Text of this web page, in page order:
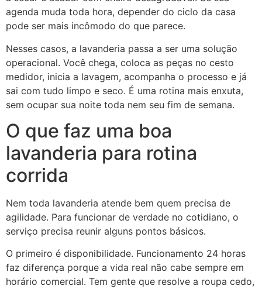
agenda muda toda hora, depender do ciclo da casa
pode ser mais incômodo do que parece.
Nesses casos, a lavanderia passa a ser uma solução
operacional. Você chega, coloca as peças no cesto
medidor, inicia a lavagem, acompanha o processo e já
sai com tudo limpo e seco. É uma rotina mais enxuta,
sem ocupar sua noite toda nem seu fim de semana.
O que faz uma boa
lavanderia para rotina
corrida
Nem toda lavanderia atende bem quem precisa de
agilidade. Para funcionar de verdade no cotidiano, o
serviço precisa reunir alguns pontos básicos.
O primeiro é disponibilidade. Funcionamento 24 horas
faz diferença porque a vida real não cabe sempre em
horário comercial. Tem gente que resolve a roupa cedo,